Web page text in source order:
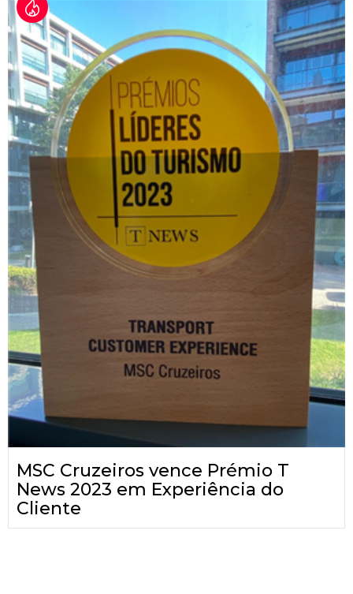
MSC Cruzeiros vence Prémio T
News 2023 em Experiência do
Cliente